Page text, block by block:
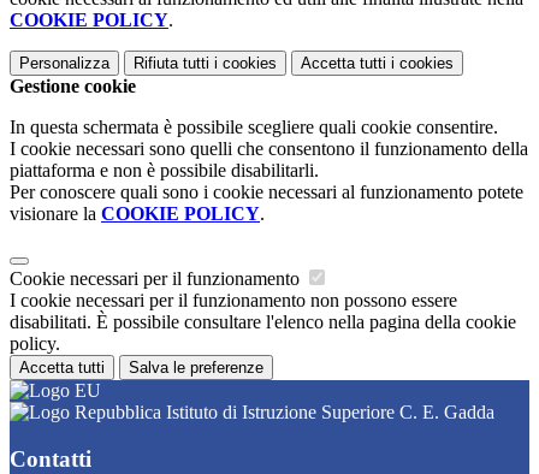
COOKIE POLICY.
Personalizza Rifiuta tutti i cookies Accetta tutti i cookies
Gestione cookie
In questa schermata è possibile scegliere quali cookie consentire.
I cookie necessari sono quelli che consentono il funzionamento della
piattaforma e non è possibile disabilitarli.
Per conoscere quali sono i cookie necessari al funzionamento potete
visionare la COOKIE POLICY.
Cookie necessari per il funzionamento
I cookie necessari per il funzionamento non possono essere
disabilitati. È possibile consultare l'elenco nella pagina della cookie
policy.
Accetta tutti Salva le preferenze
Istituto di Istruzione Superiore C. E. Gadda
Contatti